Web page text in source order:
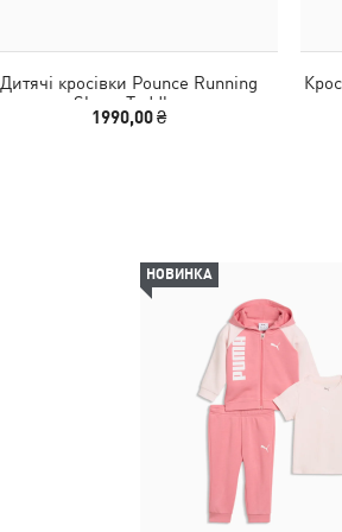
Дитячі кросівки Pounce Running
Shoes Toddler
1990,00 ₴
НОВИНКА